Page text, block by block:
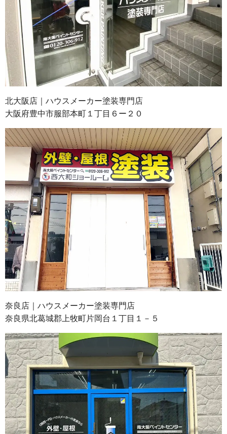
北大阪店｜ハウスメーカー塗装専門店
大阪府豊中市服部本町１丁目６ー２０
奈良店｜ハウスメーカー塗装専門店
奈良県北葛城郡上牧町片岡台１丁目１－５